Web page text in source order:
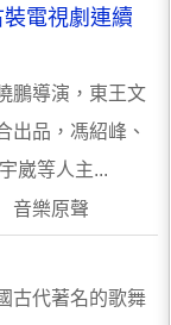
電視劇連續
鵬導演，東王文
出品，馮紹峰、
崴等人主...
音樂原聲
古代著名的歌舞